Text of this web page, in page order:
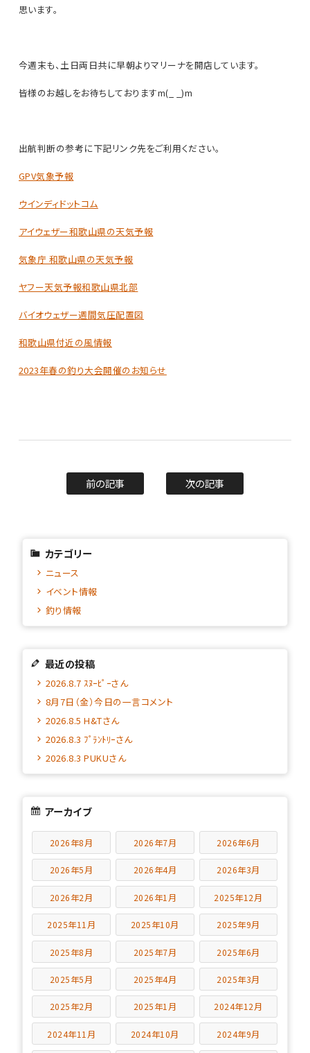
思います。
今週末も、土日両日共に早朝よりマリーナを開店しています。
皆様のお越しをお待ちしておりますm(_ _)m
出航判断の参考に下記リンク先をご利用ください。
GPV気象予報
ウインディドットコム
アイウェザー和歌山県の天気予報
気象庁 和歌山県の天気予報
ヤフー天気予報和歌山県北部
バイオウェザー週間気圧配置図
和歌山県付近の風情報
2023年春の釣り大会開催のお知らせ
前の記事 次の記事
カテゴリー
ニュース
イベント情報
釣り情報
最近の投稿
2026.8.7 ｽﾇｰﾋﾟｰさん
8月7日（金）今日の一言コメント
2026.8.5 H&Tさん
2026.8.3 ﾌﾟﾗﾝﾄﾘｰさん
2026.8.3 PUKUさん
アーカイブ
2026年8月 2026年7月 2026年6月
2026年5月 2026年4月 2026年3月
2026年2月 2026年1月 2025年12月
2025年11月 2025年10月 2025年9月
2025年8月 2025年7月 2025年6月
2025年5月 2025年4月 2025年3月
2025年2月 2025年1月 2024年12月
2024年11月 2024年10月 2024年9月